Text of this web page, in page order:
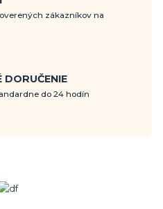
zákazníkov na
DORUČENIE
do 24 hodín